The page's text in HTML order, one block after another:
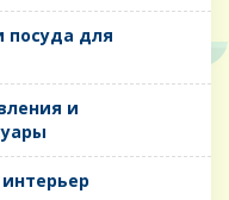
посуда для
и
интерьер